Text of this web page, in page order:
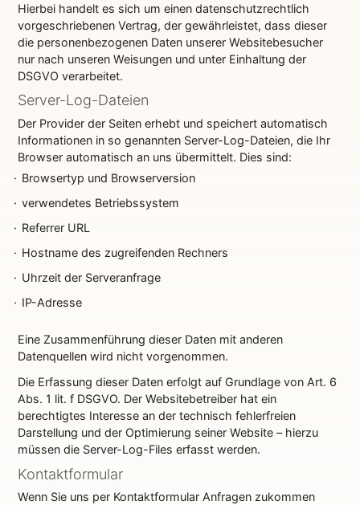
Hierbei handelt es sich um einen datenschutzrechtlich
vorgeschriebenen Vertrag, der gewährleistet, dass dieser
die personenbezogenen Daten unserer Websitebesucher
nur nach unseren Weisungen und unter Einhaltung der
DSGVO verarbeitet.
Server-Log-Dateien
Der Provider der Seiten erhebt und speichert automatisch
Informationen in so genannten Server-Log-Dateien, die Ihr
Browser automatisch an uns übermittelt. Dies sind:
Browsertyp und Browserversion
verwendetes Betriebssystem
Referrer URL
Hostname des zugreifenden Rechners
Uhrzeit der Serveranfrage
IP-Adresse
Eine Zusammenführung dieser Daten mit anderen
Datenquellen wird nicht vorgenommen.
Die Erfassung dieser Daten erfolgt auf Grundlage von Art. 6
Abs. 1 lit. f DSGVO. Der Websitebetreiber hat ein
berechtigtes Interesse an der technisch fehlerfreien
Darstellung und der Optimierung seiner Website – hierzu
müssen die Server-Log-Files erfasst werden.
Kontaktformular
Wenn Sie uns per Kontaktformular Anfragen zukommen